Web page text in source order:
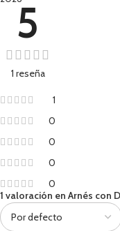
5
1 reseña
1
0
0
0
0
1 valoración en Arnés con